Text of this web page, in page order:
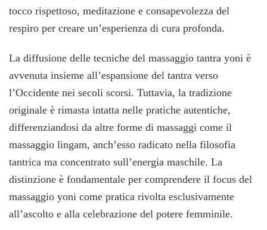
tocco rispettoso, meditazione e consapevolezza del
respiro per creare un’esperienza di cura profonda.
La diffusione delle tecniche del massaggio tantra yoni è
avvenuta insieme all’espansione del tantra verso
l’Occidente nei secoli scorsi. Tuttavia, la tradizione
originale è rimasta intatta nelle pratiche autentiche,
differenziandosi da altre forme di massaggi come il
massaggio lingam, anch’esso radicato nella filosofia
tantrica ma concentrato sull’energia maschile. La
distinzione è fondamentale per comprendere il focus del
massaggio yoni come pratica rivolta esclusivamente
all’ascolto e alla celebrazione del potere femminile.